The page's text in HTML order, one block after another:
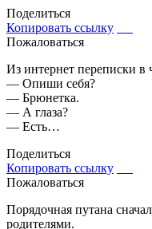
Поделиться
Копировать ссылку
Пожаловаться
Из интернет переписки в
— Опиши себя?
— Брюнетка.
— А глаза?
— Есть…
Поделиться
Копировать ссылку
Пожаловаться
Порядочная путана
родителями.